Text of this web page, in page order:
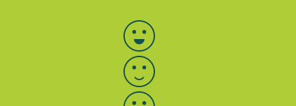
Bewertung auswählen